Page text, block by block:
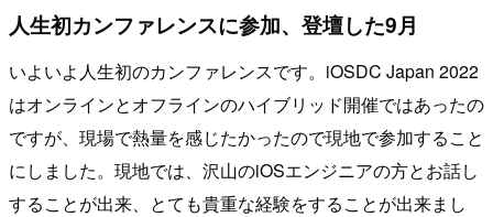
人生初カンファレンスに参加、登壇した9月
いよいよ人生初のカンファレンスです。iOSDC Japan 2022
はオンラインとオフラインのハイブリッド開催ではあったの
ですが、現場で熱量を感じたかったので現地で参加すること
にしました。現地では、沢山のiOSエンジニアの方とお話し
することが出来、とても貴重な経験をすることが出来まし